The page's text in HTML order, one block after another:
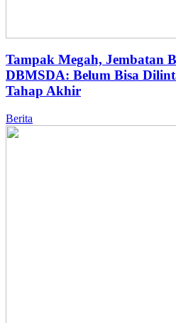
Tampak Megah, Jembatan
DBMSDA: Belum Bisa
Tahap Akhir
Berita